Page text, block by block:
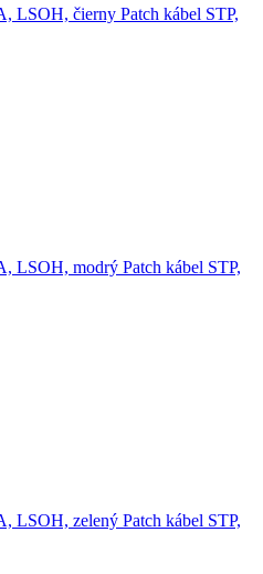
Patch kábel STP,
Patch kábel STP,
Patch kábel STP,